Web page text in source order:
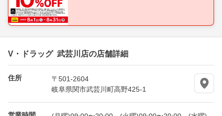
V・ドラッグ 武芸川店の店舗詳細
住所
〒501-2604
岐阜県関市武芸川町高野425-1
営業時間